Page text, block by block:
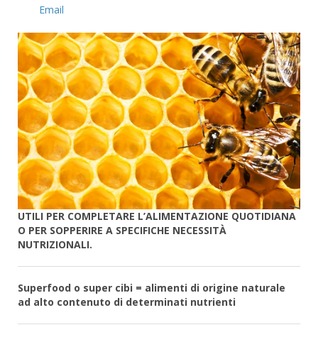
Email
UTILI PER COMPLETARE L’ALIMENTAZIONE QUOTIDIANA
O PER SOPPERIRE A SPECIFICHE NECESSITÀ
NUTRIZIONALI.
Superfood o super cibi = alimenti di origine naturale
ad alto contenuto di determinati nutrienti